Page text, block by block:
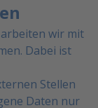
wir mit
Dabei ist
Stellen
Daten nur